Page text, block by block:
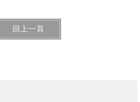
回上一頁